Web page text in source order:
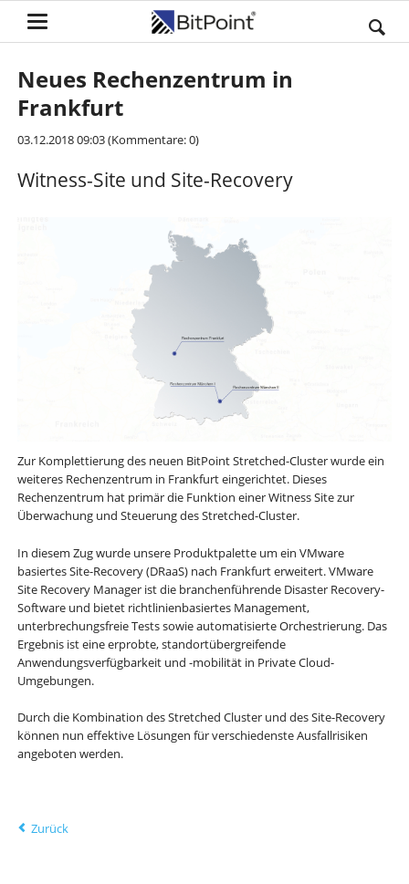
Neues Rechenzentrum in
Frankfurt
03.12.2018 09:03(Kommentare: 0)
Witness-Site und Site-Recovery
Zur Komplettierung des neuen BitPoint Stretched-Cluster wurde ein
weiteres Rechenzentrum in Frankfurt eingerichtet. Dieses
Rechenzentrum hat primär die Funktion einer Witness Site zur
Überwachung und Steuerung des Stretched-Cluster.
In diesem Zug wurde unsere Produktpalette um ein VMware
basiertes Site-Recovery (DRaaS) nach Frankfurt erweitert. VMware
Site Recovery Manager ist die branchenführende Disaster Recovery-
Software und bietet richtlinienbasiertes Management,
unterbrechungsfreie Tests sowie automatisierte Orchestrierung. Das
Ergebnis ist eine erprobte, standortübergreifende
Anwendungsverfügbarkeit und -mobilität in Private Cloud-
Umgebungen.
Durch die Kombination des Stretched Cluster und des Site-Recovery
können nun effektive Lösungen für verschiedenste Ausfallrisiken
angeboten werden.
Zurück